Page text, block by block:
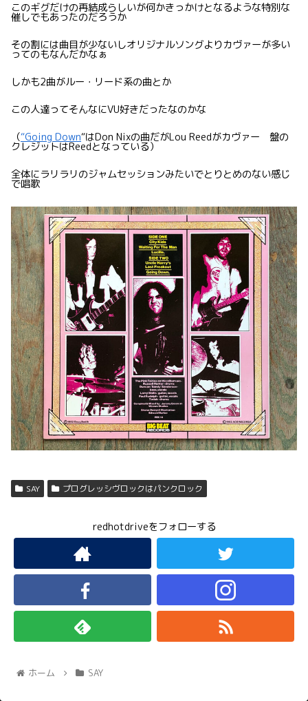
このギグだけの再結成らしいが何かきっかけとなるような特別な
催しでもあったのだろうか
その割には曲目が少ないしオリジナルソングよりカヴァーが多い
ってのもなんだかなぁ
しかも2曲がルー・リード系の曲とか
この人達ってそんなにVU好きだったなのかな
（“Going Down“はDon Nixの曲だがLou Reedがカヴァー 盤の
クレジットはReedとなっている）
全体にラリラリのジャムセッションみたいでとりとめのない感じ
で唱歌
SAY プログレッシヴロックはパンクロック
redhotdriveをフォローする
ホーム SAY